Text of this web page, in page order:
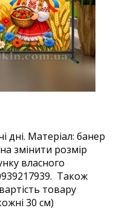
дні. Матеріал: банер
змінити розмір
власного
Також
товару
30 см)